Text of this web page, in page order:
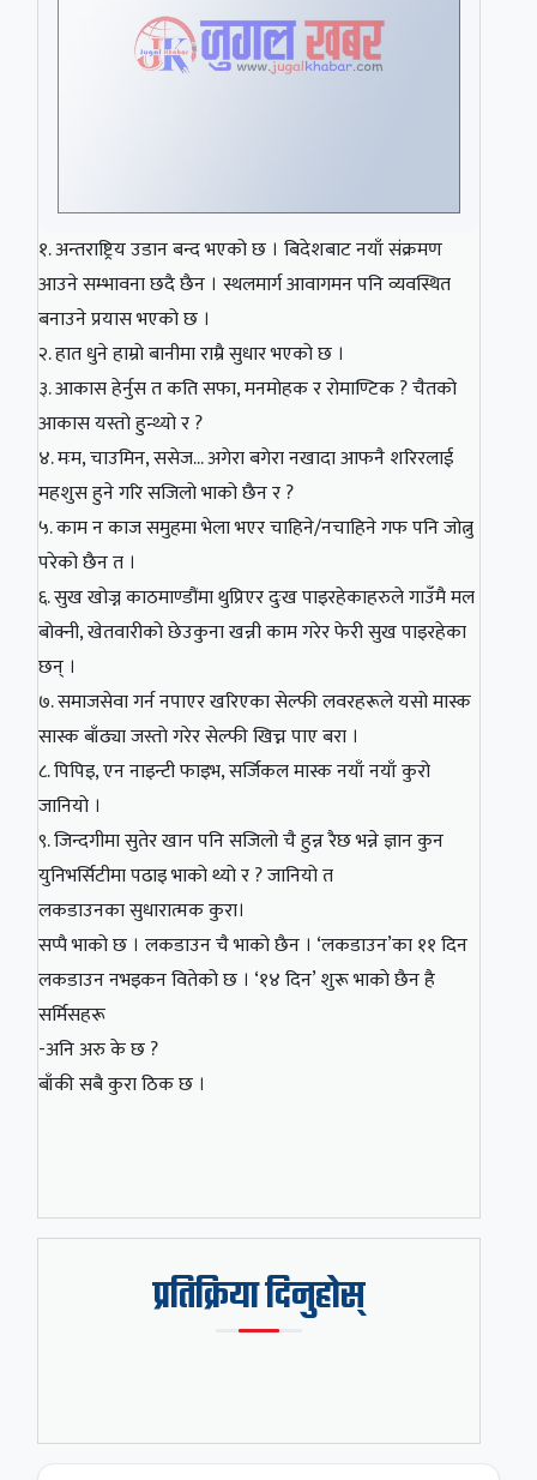
१. अन्तराष्ट्रिय उडान बन्द भएको छ । बिदेशबाट नयाँ संक्रमण
आउने सम्भावना छदै छैन । स्थलमार्ग आवागमन पनि व्यवस्थित
बनाउने प्रयास भएको छ ।
२. हात धुने हाम्रो बानीमा राम्रै सुधार भएको छ ।
३. आकास हेर्नुस त कति सफा, मनमोहक र रोमाण्टिक ? चैतको
आकास यस्तो हुन्थ्यो र ?
४. मःम, चाउमिन, ससेज… अगेरा बगेरा नखादा आफनै शरिरलाई
महशुस हुने गरि सजिलो भाको छैन र ?
५. काम न काज समुहमा भेला भएर चाहिने/नचाहिने गफ पनि जोत्नु
परेको छैन त ।
६. सुख खोज्न काठमाण्डौंमा थुप्रिएर दुःख पाइरहेकाहरुले गाउँमै मल
बोक्नी, खेतवारीको छेउकुना खन्नी काम गरेर फेरी सुख पाइरहेका
छन् ।
७. समाजसेवा गर्न नपाएर खरिएका सेल्फी लवरहरूले यसो मास्क
सास्क बाँढ्या जस्ताे गरेर सेल्फी खिच्न पाए बरा ।
८. पिपिइ, एन नाइन्टी फाइभ, सर्जिकल मास्क नयाँ नयाँ कुरो
जानियो ।
९. जिन्दगीमा सुतेर खान पनि सजिलो चै हुन्न रैछ भन्ने ज्ञान कुन
युनिभर्सिटीमा पढाइ भाको थ्यो र ? जानियो त
लकडाउनका सुधारात्मक कुरा।
सप्पै भाको छ । लकडाउन चै भाको छैन । ‘लकडाउन’का ११ दिन
लकडाउन नभइकन वितेको छ । ‘१४ दिन’ शुरू भाकाे छैन है
सर्मिसहरू
-अनि अरु के छ ?
बाँकी सबै कुरा ठिक छ ।
प्रतिक्रिया दिनुहोस्